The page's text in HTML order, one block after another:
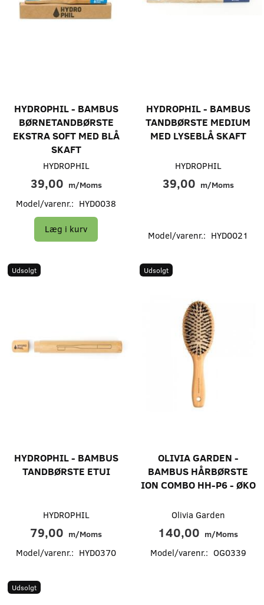
HYDROPHIL - BAMBUS
BØRNETANDBØRSTE
EKSTRA SOFT MED BLÅ
SKAFT
HYDROPHIL
39,00 m/Moms
Model/varenr.: HYD0038
Læg i kurv
HYDROPHIL - BAMBUS
TANDBØRSTE MEDIUM
MED LYSEBLÅ SKAFT
HYDROPHIL
39,00 m/Moms
Model/varenr.: HYD0021
Udsolgt
HYDROPHIL - BAMBUS
TANDBØRSTE ETUI
HYDROPHIL
79,00 m/Moms
Model/varenr.: HYD0370
Udsolgt
OLIVIA GARDEN -
BAMBUS HÅRBØRSTE
ION COMBO HH-P6 - ØKO
Olivia Garden
140,00 m/Moms
Model/varenr.: OG0339
Udsolgt